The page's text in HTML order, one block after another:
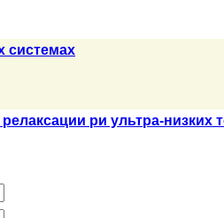
системах
ри ультра-низких